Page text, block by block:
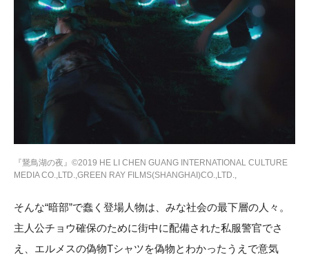
『鵞鳥湖の夜』©2019 HE LI CHEN GUANG INTERNATIONAL CULTURE
MEDIA CO.,LTD.,GREEN RAY FILMS(SHANGHAI)CO.,LTD.,
そんな“暗部”で蠢く登場人物は、みな社会の最下層の人々。
主人公チョウ確保のために街中に配備された私服警官でさ
え、エルメスの偽物Tシャツを偽物とわかったうえで意気